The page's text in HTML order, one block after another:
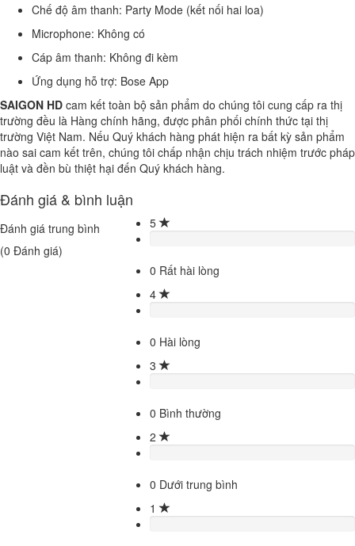
Chế độ âm thanh: Party Mode (kết nối hai loa)
Microphone: Không có
Cáp âm thanh: Không đi kèm
Ứng dụng hỗ trợ: Bose App
SAIGON HD cam kết toàn bộ sản phẩm do chúng tôi cung cấp ra thị
trường đều là Hàng chính hãng, được phân phối chính thức tại thị
trường Việt Nam. Nếu Quý khách hàng phát hiện ra bất kỳ sản phẩm
nào sai cam kết trên, chúng tôi chấp nhận chịu trách nhiệm trước pháp
luật và đền bù thiệt hại đến Quý khách hàng.
Đánh giá & bình luận
Đánh giá trung bình
(0 Đánh giá)
5
0 Rất hài lòng
4
0 Hài lòng
3
0 Bình thường
2
0 Dưới trung bình
1